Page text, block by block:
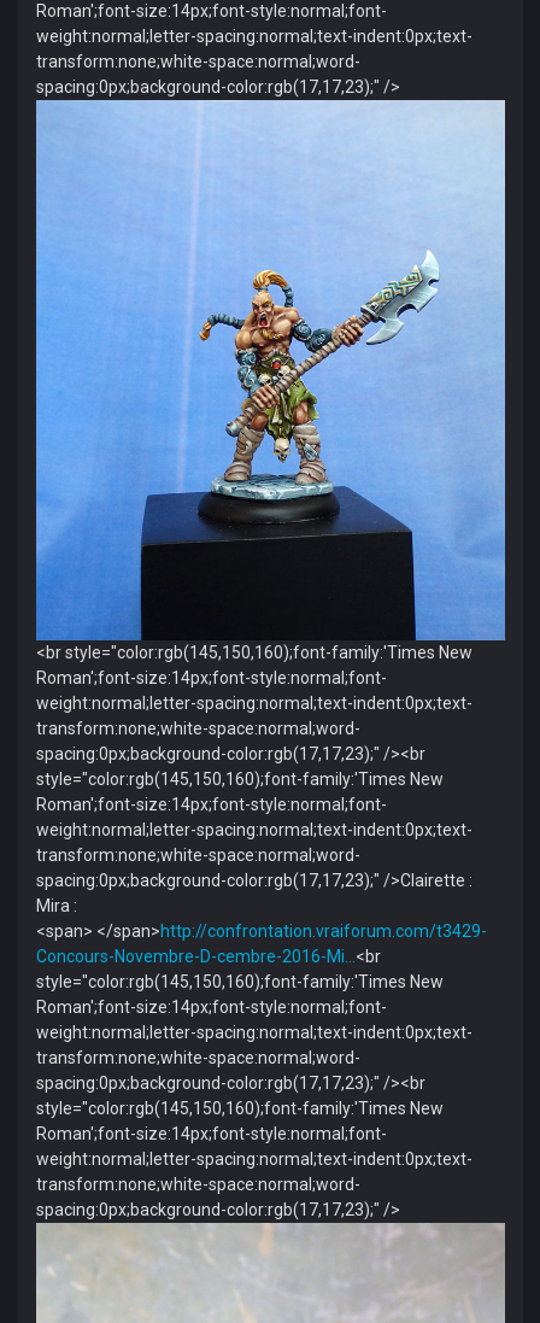
Roman';font-size:14px;font-style:normal;font-
weight:normal;letter-spacing:normal;text-indent:0px;text-
transform:none;white-space:normal;word-
spacing:0px;background-color:rgb(17,17,23);" />
<br style="color:rgb(145,150,160);font-family:'Times New
Roman';font-size:14px;font-style:normal;font-
weight:normal;letter-spacing:normal;text-indent:0px;text-
transform:none;white-space:normal;word-
spacing:0px;background-color:rgb(17,17,23);" /><br
style="color:rgb(145,150,160);font-family:'Times New
Roman';font-size:14px;font-style:normal;font-
weight:normal;letter-spacing:normal;text-indent:0px;text-
transform:none;white-space:normal;word-
spacing:0px;background-color:rgb(17,17,23);" />Clairette :
Mira :
<span> </span>http://confrontation.vraiforum.com/t3429-
Concours-Novembre-D-cembre-2016-Mi… <br
style="color:rgb(145,150,160);font-family:'Times New
Roman';font-size:14px;font-style:normal;font-
weight:normal;letter-spacing:normal;text-indent:0px;text-
transform:none;white-space:normal;word-
spacing:0px;background-color:rgb(17,17,23);" /><br
style="color:rgb(145,150,160);font-family:'Times New
Roman';font-size:14px;font-style:normal;font-
weight:normal;letter-spacing:normal;text-indent:0px;text-
transform:none;white-space:normal;word-
spacing:0px;background-color:rgb(17,17,23);" />